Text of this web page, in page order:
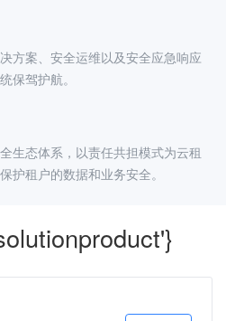
方案、安全运维以及安全应急响应
保驾护航。
生态体系，以责任共担模式为云租
护租户的数据和业务安全。